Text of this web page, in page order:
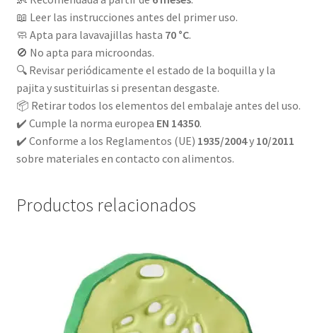
📖 Leer las instrucciones antes del primer uso.
🧼 Apta para lavavajillas hasta 70 °C.
🚫 No apta para microondas.
🔍 Revisar periódicamente el estado de la boquilla y la
pajita y sustituirlas si presentan desgaste.
📦 Retirar todos los elementos del embalaje antes del uso.
✔️ Cumple la norma europea EN 14350.
✔️ Conforme a los Reglamentos (UE) 1935/2004y 10/2011
sobre materiales en contacto con alimentos.
Productos relacionados